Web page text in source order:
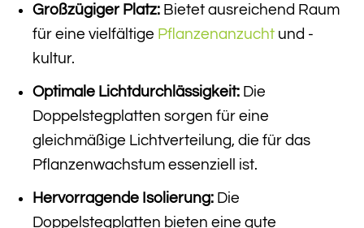
Großzügiger Platz:Bietet ausreichend Raum
für eine vielfältige Pflanzenanzuchtund -
kultur.
Optimale Lichtdurchlässigkeit:Die
Doppelstegplatten sorgen für eine
gleichmäßige Lichtverteilung, die für das
Pflanzenwachstum essenziell ist.
Hervorragende Isolierung:Die
Doppelstegplatten bieten eine gute